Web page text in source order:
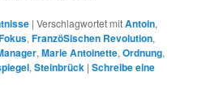
|Verschlagwortet mitAntoin,
,FranzöSischen Revolution,
,Marie Antoinette,Ordnung,
,Steinbrück |Schreibe eine